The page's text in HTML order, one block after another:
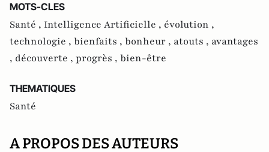
MOTS-CLES
Santé , Intelligence Artificielle , évolution ,
technologie , bienfaits , bonheur , atouts , avantages
, découverte , progrès , bien-être
THEMATIQUES
Santé
A PROPOS DES AUTEURS